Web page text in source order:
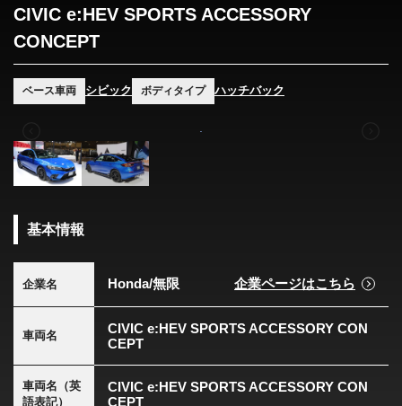
CIVIC e:HEV SPORTS ACCESSORY
CONCEPT
ベース車両 シビック ボディタイプ ハッチバック
基本情報
企業名 Honda/無限 企業ページはこちら
車両名
CIVIC e:HEV SPORTS ACCESSORY CON
CEPT
車両名（英
語表記）
CIVIC e:HEV SPORTS ACCESSORY CON
CEPT